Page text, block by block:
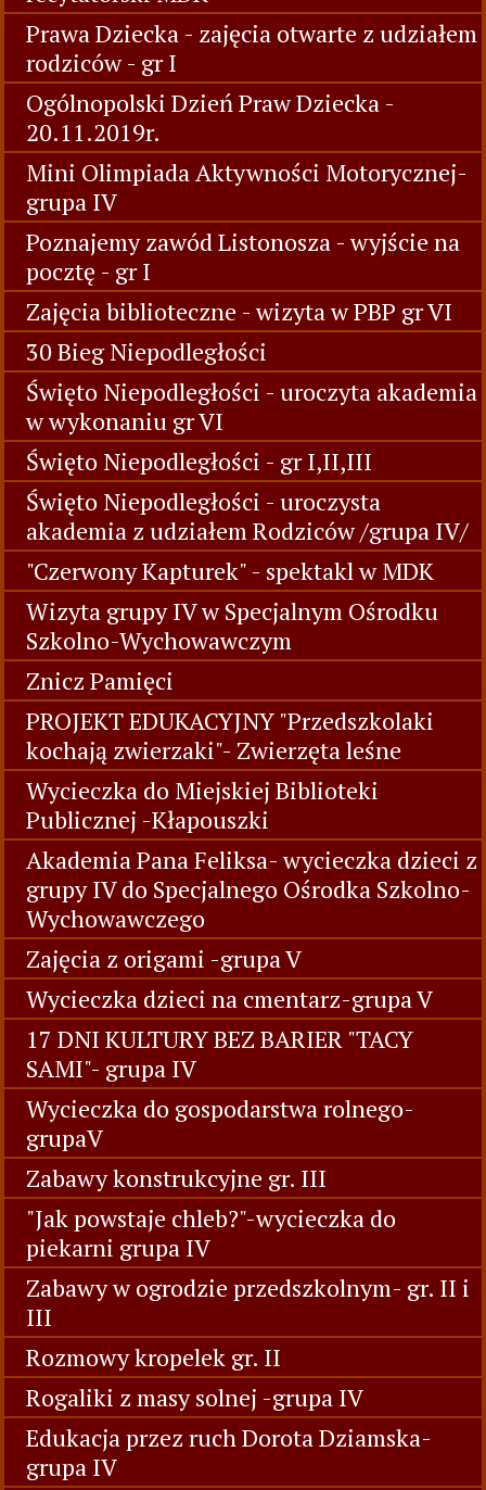
Prawa Dziecka - zajęcia otwarte z udziałem
rodziców - gr I
Ogólnopolski Dzień Praw Dziecka -
20.11.2019r.
Mini Olimpiada Aktywności Motorycznej-
grupa IV
Poznajemy zawód Listonosza - wyjście na
pocztę - gr I
Zajęcia biblioteczne - wizyta w PBP gr VI
30 Bieg Niepodległości
Święto Niepodległości - uroczyta akademia
w wykonaniu gr VI
Święto Niepodległości - gr I,II,III
Święto Niepodległości - uroczysta
akademia z udziałem Rodziców /grupa IV/
"Czerwony Kapturek" - spektakl w MDK
Wizyta grupy IV w Specjalnym Ośrodku
Szkolno-Wychowawczym
Znicz Pamięci
PROJEKT EDUKACYJNY "Przedszkolaki
kochają zwierzaki"- Zwierzęta leśne
Wycieczka do Miejskiej Biblioteki
Publicznej -Kłapouszki
Akademia Pana Feliksa- wycieczka dzieci z
grupy IV do Specjalnego Ośrodka Szkolno-
Wychowawczego
Zajęcia z origami -grupa V
Wycieczka dzieci na cmentarz-grupa V
17 DNI KULTURY BEZ BARIER "TACY
SAMI"- grupa IV
Wycieczka do gospodarstwa rolnego-
grupaV
Zabawy konstrukcyjne gr. III
"Jak powstaje chleb?"-wycieczka do
piekarni grupa IV
Zabawy w ogrodzie przedszkolnym- gr. II i
III
Rozmowy kropelek gr. II
Rogaliki z masy solnej -grupa IV
Edukacja przez ruch Dorota Dziamska-
grupa IV